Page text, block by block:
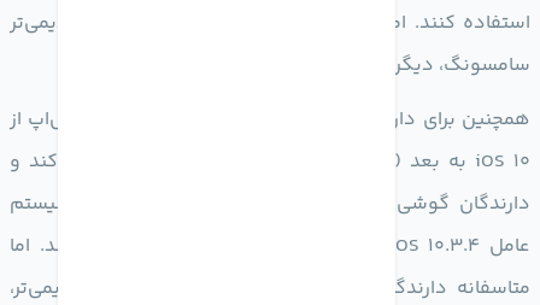
استفاده کنند. اما متاسفانه دارندگان گوشی‌های مدل قدیمی‌تر
سامسونگ، دیگر نمی‌توانند از این اپلیکیشن استفاده کنند.
همچنین برای دارندگان گوشی‌های اپل نیز اپلیکیشن واتس‌اپ از
iOS 10 به بعد (منتشر شده در سال 2016) پشتیبانی می‌کند و
دارندگان گوشی iPhone 5 می‌توانند با بروزرسانی به سیستم
عامل iOS 10.3.4 به راحتی از این پیامرسان استفاده کنند. اما
متاسفانه دارندگان گوشی‌ها iPhone 4S و مدل‌های قدیمی‌تر،